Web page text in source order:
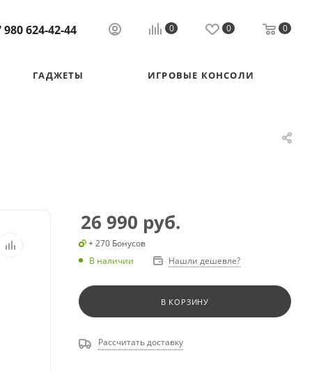
980 624-42-44 0 0 0
ГАДЖЕТЫ ИГРОВЫЕ КОНСОЛИ
26 990 руб.
+ 270 Бонусов
В наличии
Нашли дешевле?
В КОРЗИНУ
Рассчитать доставку